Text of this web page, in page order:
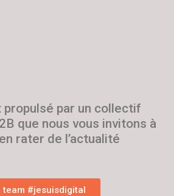
propulsé par un collectif
que nous vous invitons à
rater de l’actualité
team #jesuisdigital